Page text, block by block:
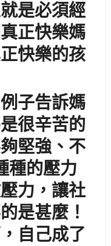
是必須經
正快樂媽
快樂的孩
子告訴媽
很辛苦的
堅強、不
種的壓力
力，讓社
是甚麼！
自己成了